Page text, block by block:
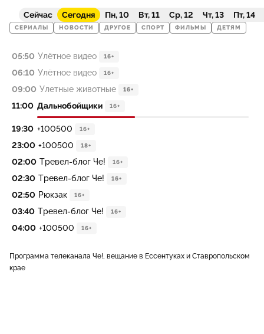
Сейчас Сегодня Пн, 10 Вт, 11 Ср, 12 Чт, 13 Пт, 14
СЕРИАЛЫ НОВОСТИ ДРУГОЕ СПОРТ ФИЛЬМЫ ДЕТЯМ
05:50 Улётное видео 16+
06:10 Улётное видео 16+
09:00 Улетные животные 16+
11:00 Дальнобойщики 16+
19:30 +100500 16+
23:00 +100500 18+
02:00 Тревел-блог Че! 16+
02:30 Тревел-блог Че! 16+
02:50 Рюкзак 16+
03:40 Тревел-блог Че! 16+
04:00 +100500 16+
Программа телеканала Че!, вещание в Ессентуках и Ставропольском
крае